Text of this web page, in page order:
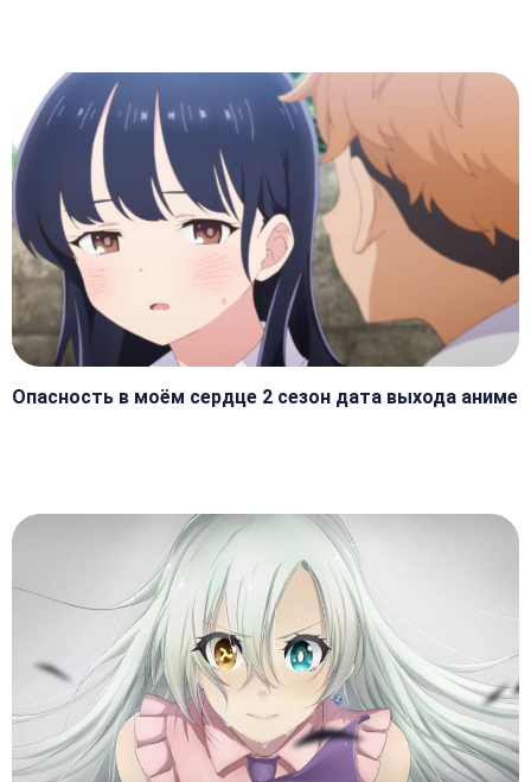
Опасность в моём сердце 2 сезон дата выхода аниме